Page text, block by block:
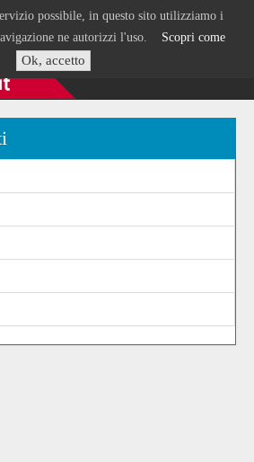
possibile, in questo sito utilizziamo i
ne autorizzi l'uso. Scopri come
Ok, accetto